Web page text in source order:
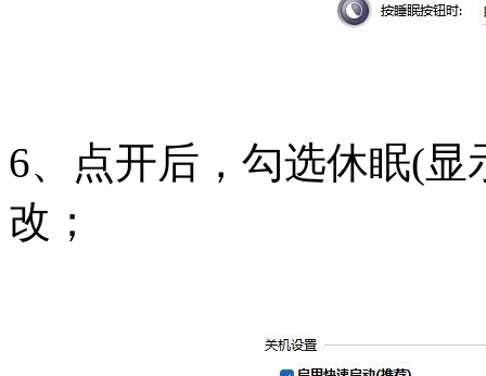
6、点开后，勾选休眠(显
改；